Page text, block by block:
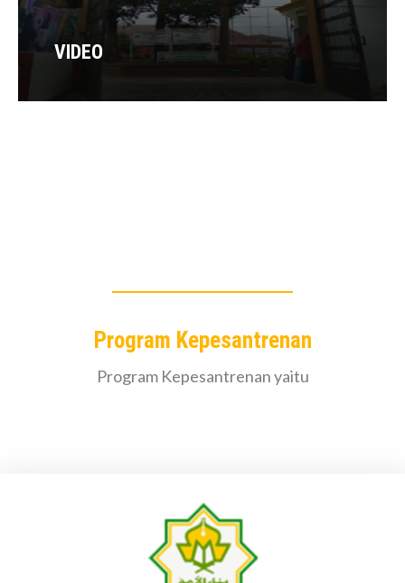
VIDEO
Program Kepesantrenan
Program Kepesantrenan yaitu